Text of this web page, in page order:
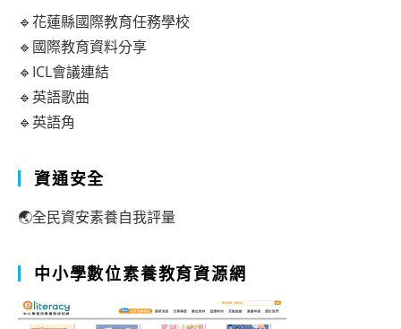
🔹花蓮縣國際教育任務學校
🔹國際教育資料分享
🔹ICL會議連結
🔹英語歌曲
🔹英語角
資通安全
🌏全民資安素養自我評量
中小學數位素養教育資源網